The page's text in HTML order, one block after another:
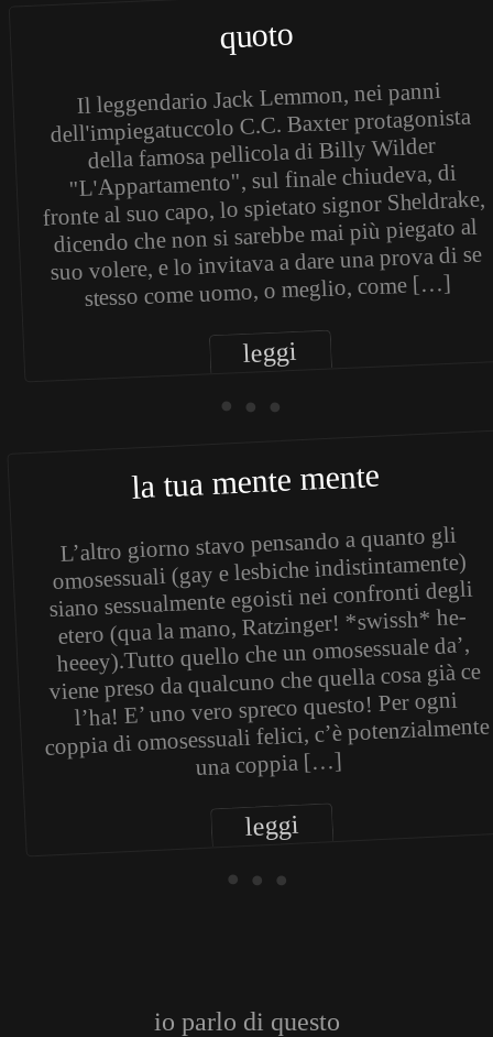
quoto
Il leggendario Jack Lemmon, nei panni
dell'impiegatuccolo C.C. Baxter protagonista
della famosa pellicola di Billy Wilder
"L'Appartamento", sul finale chiudeva, di
fronte al suo capo, lo spietato signor Sheldrake,
dicendo che non si sarebbe mai più piegato al
suo volere, e lo invitava a dare una prova di se
stesso come uomo, o meglio, come […]
leggi
• • •
la tua mente mente
L’altro giorno stavo pensando a quanto gli
omosessuali (gay e lesbiche indistintamente)
siano sessualmente egoisti nei confronti degli
etero (qua la mano, Ratzinger! *swissh* he-
heeey).Tutto quello che un omosessuale da’,
viene preso da qualcuno che quella cosa già ce
l’ha! E’ uno vero spreco questo! Per ogni
coppia di omosessuali felici, c’è potenzialmente
una coppia […]
leggi
• • •
io parlo di questo